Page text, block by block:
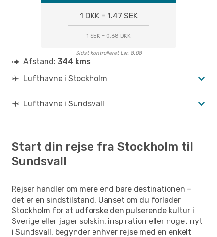
1 DKK = 1.47 SEK
1 SEK = 0.68 DKK
Sidst kontrolleret Lør. 8.08
Afstand: 344 kms
Lufthavne i Stockholm
Lufthavne i Sundsvall
Start din rejse fra Stockholm til
Sundsvall
Rejser handler om mere end bare destinationen –
det er en sindstilstand. Uanset om du forlader
Stockholm for at udforske den pulserende kultur i
Sverige eller jager solskin, inspiration eller noget nyt
i Sundsvall, begynder enhver rejse med en enkelt